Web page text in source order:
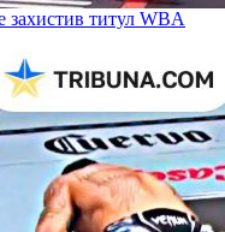
захистив титул WBA